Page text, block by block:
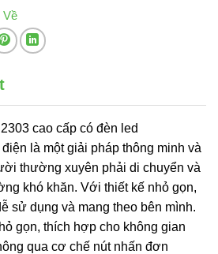
Về
cao cấp có đèn led
là một giải pháp thông minh và
thường xuyên phải di chuyển và
khó khăn. Với thiết kế nhỏ gọn,
sử dụng và mang theo bên mình.
gọn, thích hợp cho không gian
qua cơ chế nút nhấn đơn